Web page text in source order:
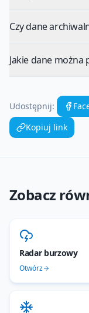
Czy dane
Jakie dane
Udostępnij:
Kopiuj link
Zobacz
Radar burzowy
Otwórz